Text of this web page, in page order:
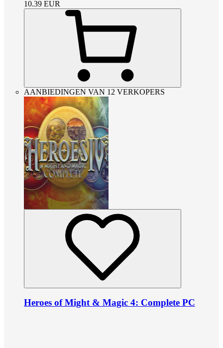
10.39 EUR
AANBIEDINGEN VAN 12 VERKOPERS
Heroes of Might & Magic 4: Complete PC